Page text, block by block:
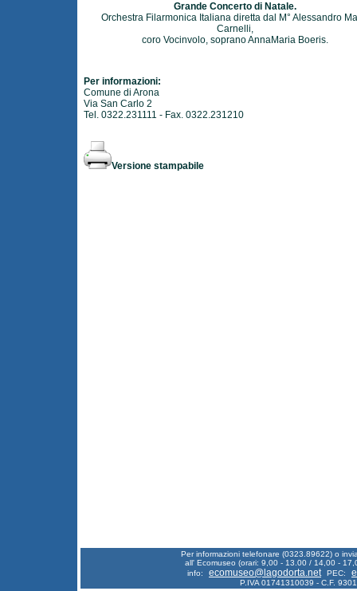
Grande Concerto di Natale.
Orchestra Filarmonica Italiana diretta dal M° Alessandro
Carnelli,
coro Vocinvolo, soprano AnnaMaria Boeris.
Per informazioni:
Comune di Arona
Via San Carlo 2
Tel. 0322.231111 - Fax. 0322.231210
Versione stampabile
Per informazioni telefonare (0323.89622) o
all' Ecomuseo (orari: 9,00 - 13.00 / 14,00 -
info:
ecomuseo@lagodorta.net PEC:
P.IVA 01741310039 - C.F.